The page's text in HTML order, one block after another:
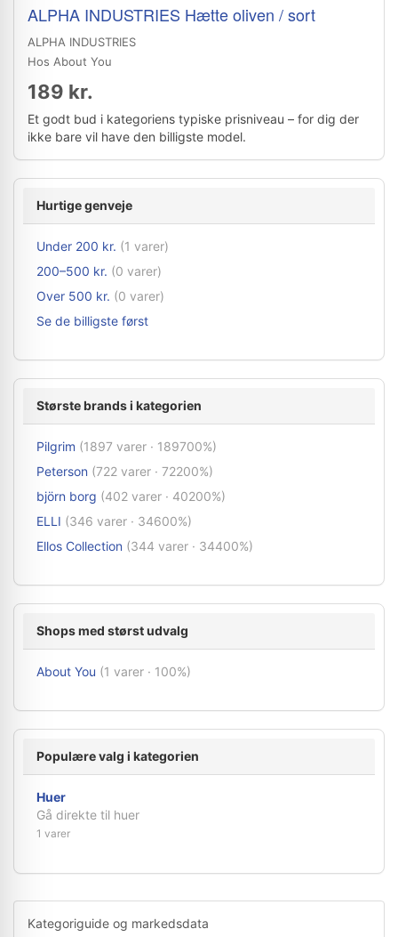
ALPHA INDUSTRIES Hætte oliven / sort
ALPHA INDUSTRIES
Hos About You
189 kr.
Et godt bud i kategoriens typiske prisniveau – for dig der
ikke bare vil have den billigste model.
Hurtige genveje
Under 200 kr. (1 varer)
200–500 kr. (0 varer)
Over 500 kr. (0 varer)
Se de billigste først
Største brands i kategorien
Pilgrim (1897 varer · 189700%)
Peterson (722 varer · 72200%)
björn borg (402 varer · 40200%)
ELLI (346 varer · 34600%)
Ellos Collection (344 varer · 34400%)
Shops med størst udvalg
About You (1 varer · 100%)
Populære valg i kategorien
Huer
Gå direkte til huer
1 varer
Kategoriguide og markedsdata